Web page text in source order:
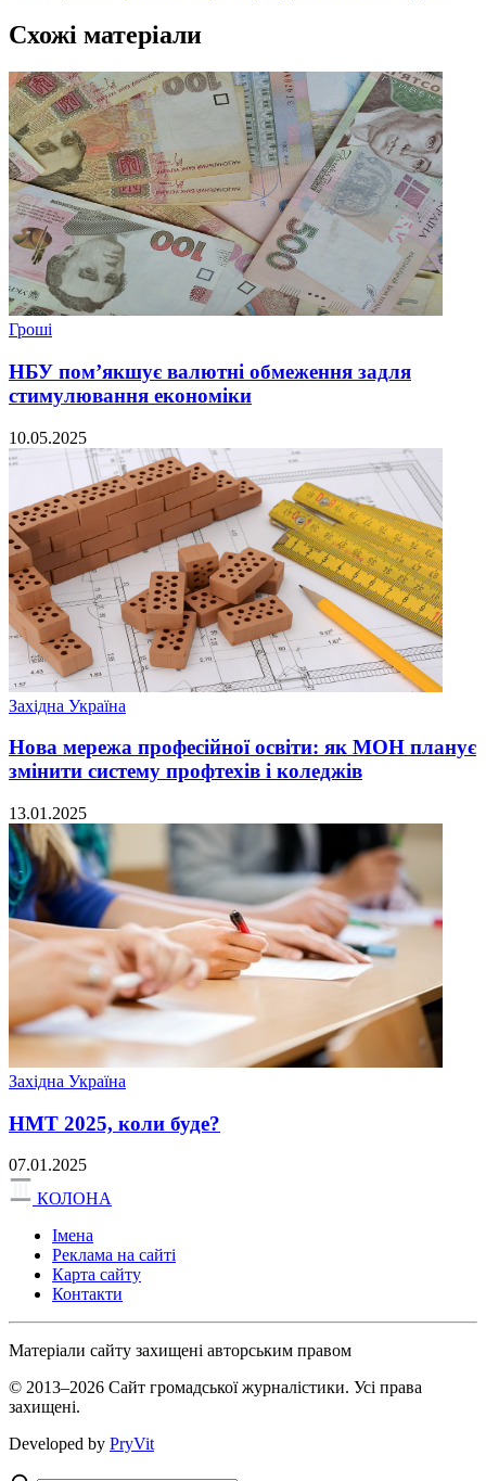
Схожі матеріали
Гроші
НБУ пом’якшує валютні обмеження задля
стимулювання економіки
10.05.2025
Західна Україна
Нова мережа професійної освіти: як МОН планує
змінити систему профтехів і коледжів
13.01.2025
Західна Україна
НМТ 2025, коли буде?
07.01.2025
КОЛОНА
Імена
Реклама на сайті
Карта сайту
Контакти
Матеріали сайту захищені авторським правом
© 2013–2026 Сайт громадської журналістики. Усі права
захищені.
Developed by PryVit